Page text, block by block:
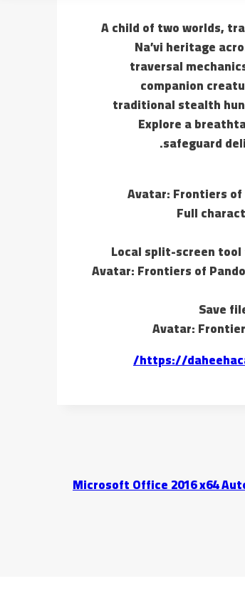
A child of two worlds,
Na’vi heritage
traversal
companion
traditional stealth
Explore a
safeguard
Avatar: Frontiers of
Full
Local split-screen
Avatar: Frontiers of
Save
Avatar:
https://
Microsoft Office 2016 x64